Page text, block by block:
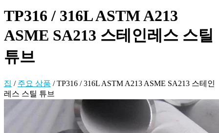
TP316 / 316L ASTM A213
ASME SA213 스테인레스 스틸
튜브
집 / 주요 상품 /TP316 / 316L ASTM A213 ASME SA213 스테인
레스 스틸 튜브